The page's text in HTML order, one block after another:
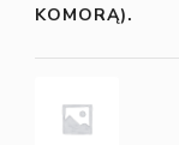
KOMORĄ).